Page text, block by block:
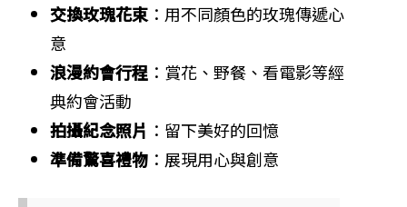
交換玫瑰花束 ：用不同顏色的玫瑰傳遞心
意
浪漫約會行程 ：賞花、野餐、看電影等經
典約會活動
拍攝紀念照片 ：留下美好的回憶
準備驚喜禮物 ：展現用心與創意